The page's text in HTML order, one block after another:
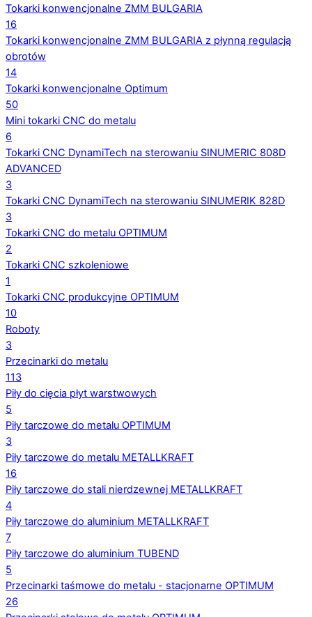
Tokarki konwencjonalne ZMM BULGARIA
16
Tokarki konwencjonalne ZMM BULGARIA z płynną regulacją
obrotów
14
Tokarki konwencjonalne Optimum
50
Mini tokarki CNC do metalu
6
Tokarki CNC DynamiTech na sterowaniu SINUMERIC 808D
ADVANCED
3
Tokarki CNC DynamiTech na sterowaniu SINUMERIK 828D
3
Tokarki CNC do metalu OPTIMUM
2
Tokarki CNC szkoleniowe
1
Tokarki CNC produkcyjne OPTIMUM
10
Roboty
3
Przecinarki do metalu
113
Piły do cięcia płyt warstwowych
5
Piły tarczowe do metalu OPTIMUM
3
Piły tarczowe do metalu METALLKRAFT
16
Piły tarczowe do stali nierdzewnej METALLKRAFT
4
Piły tarczowe do aluminium METALLKRAFT
7
Piły tarczowe do aluminium TUBEND
5
Przecinarki taśmowe do metalu - stacjonarne OPTIMUM
26